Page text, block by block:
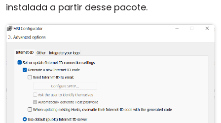
instalada a partir desse pacote.